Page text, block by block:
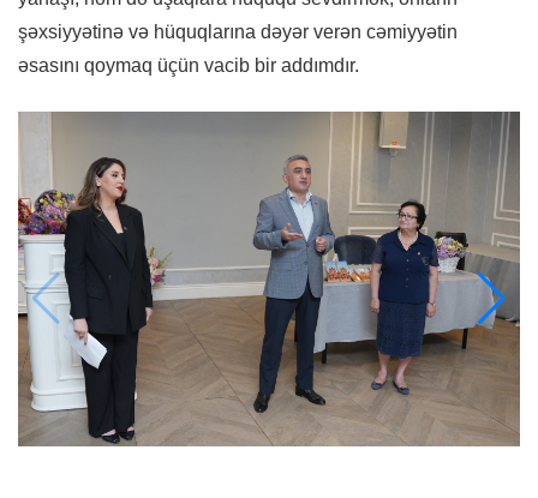
şəxsiyyətinə və hüquqlarına dəyər verən cəmiyyətin
əsasını qoymaq üçün vacib bir addımdır.